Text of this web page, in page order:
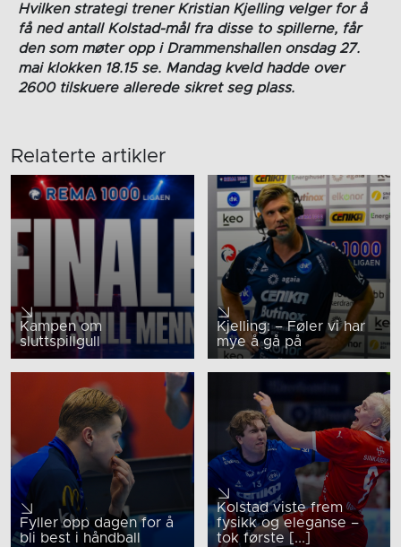
Hvilken strategi trener Kristian Kjelling velger for å
få ned antall Kolstad-mål fra disse to spillerne, får
den som møter opp i Drammenshallen onsdag 27.
mai klokken 18.15 se. Mandag kveld hadde over
2600 tilskuere allerede sikret seg plass.
Relaterte artikler
Kampen om
sluttspillgull
Kjelling: – Føler vi har
mye å gå på
Fyller opp dagen for å
bli best i håndball
Kolstad viste frem
fysikk og eleganse –
tok første [...]